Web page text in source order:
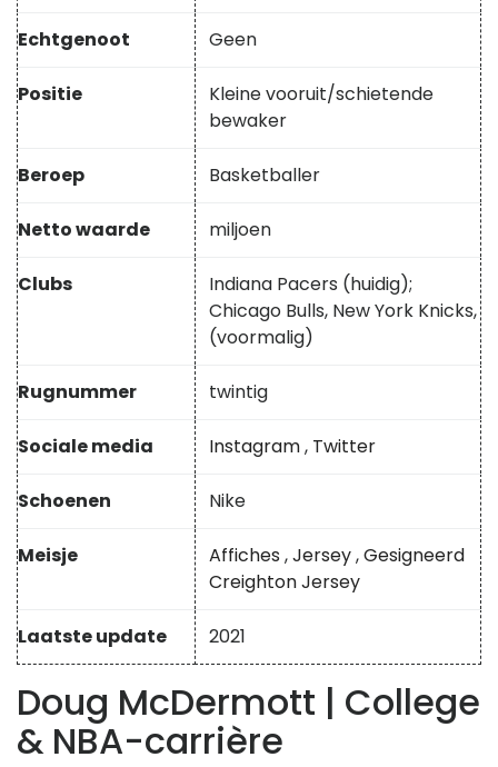
Echtgenoot Geen
Positie
Kleine vooruit/schietende
bewaker
Beroep Basketballer
Netto waarde miljoen
Clubs
Indiana Pacers (huidig);
Chicago Bulls, New York Knicks,
(voormalig)
Rugnummer twintig
Sociale media Instagram, Twitter
Schoenen Nike
Meisje Affiches ,Jersey,Gesigneerd
Creighton Jersey
Laatste update 2021
Doug McDermott | College
& NBA-carrière